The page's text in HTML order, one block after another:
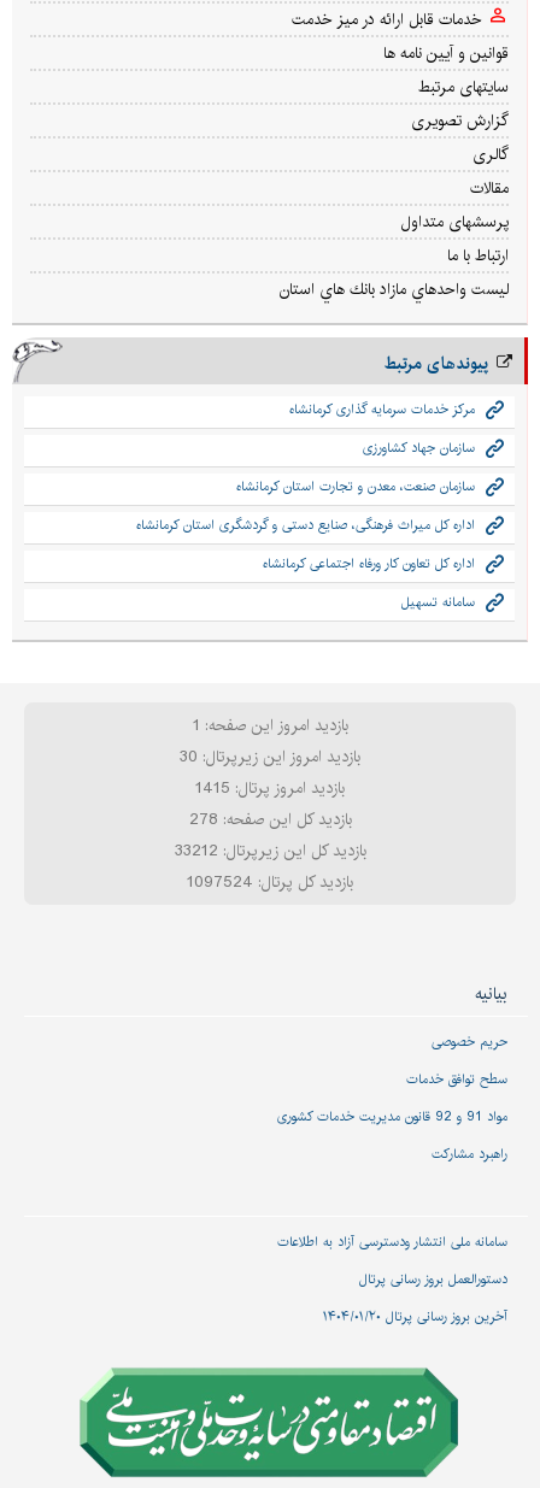
خدمات قابل ارائه در میز خدمت
قوانین و آیین نامه ها
سایتهای مرتبط
گزارش تصویری
گالری
مقالات
پرسشهای متداول
ارتباط با ما
ليست واحدهاي مازاد بانك هاي استان
پیوندهای مرتبط
مرکز خدمات سرمایه گذاری کرمانشاه
سازمان جهاد کشاورزی
سازمان صنعت، معدن و تجارت استان کرمانشاه
اداره کل میراث فرهنگی، صنایع دستی و گردشگری استان کرمانشاه
اداره کل تعاون کار ورفاه اجتماعی کرمانشاه
سامانه تسهیل
بازدید امروز این صفحه: 1
بازدید امروز این زیرپرتال: 30
بازدید امروز پرتال: 1415
بازدید کل این صفحه: 278
بازدید کل این زیرپرتال: 33212
بازدید کل پرتال: 1097524
بیانیه
حریم خصوصی
سطح توافق خدمات
مواد 91 و 92 قانون مدیریت خدمات کشوری
راهبرد مشارکت
سامانه ملی انتشار و‌دسترسی آزاد به اطلاعات
دستورالعمل بروز رسانی پرتال
آخرین بروز رسانی پرتال ۱۴۰۴/۰۱/۲۰